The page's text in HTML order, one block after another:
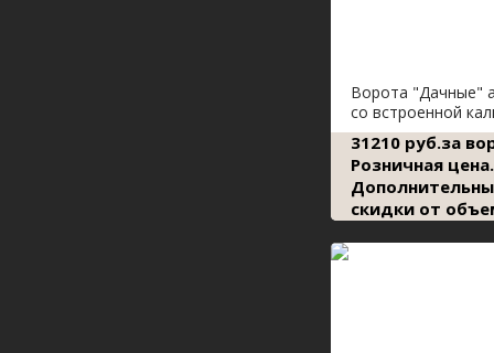
Ворота "Дачные"
со встроенной
31210 руб.за
Розничная цена.
скидки от